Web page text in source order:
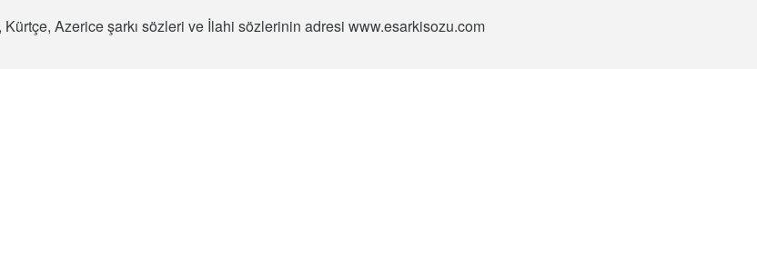
Kürtçe, Azerice şarkı sözleri ve İlahi sözlerinin adresi www.esarkisozu.com